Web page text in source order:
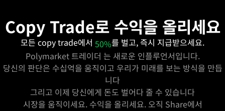
Copy Trade로 수익을 올리세요
모든 copy trade에서 50%를 벌고, 즉시 지급받으세요.
Polymarket 트레이더 는 새로운 인플루언서입니다.
당신의 판단은 수십억을 움직이고 우리가 미래를 보는 방식을 만듭
니다
그리고 이제 당신에게 돈도 벌어다 줄 수 있습니다
시장을 움직이세요. 수익을 올리세요. 오직 Share에서